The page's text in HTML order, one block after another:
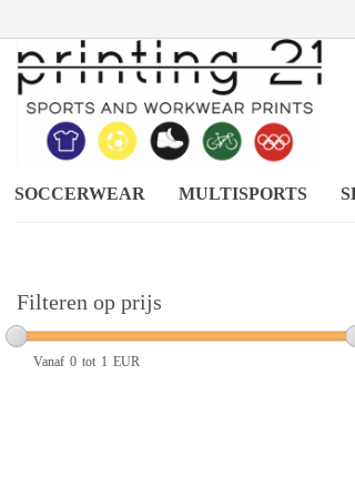
SOCCERWEAR MULTISPORTS
Filteren op prijs
Vanaf 0 tot 1 EUR